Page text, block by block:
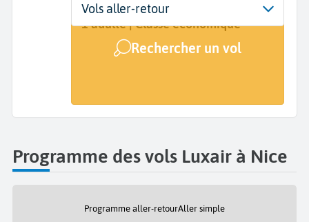
Départ
Nice Côte d'Azur (NCE)
Dates
Dates de votre voyage
Voyageurs | Classe
1 adulte | Classe économique
Rechercher un vol
Vols aller-retour
Programme des vols Luxair à Nice
Programme aller-retourAller simple